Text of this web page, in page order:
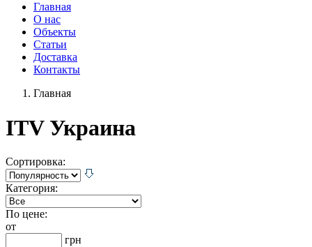
Главная
О нас
Объекты
Статьи
Доставка
Контакты
Главная
ITV Украина
Сортировка:
Категория:
По цене:
от
грн